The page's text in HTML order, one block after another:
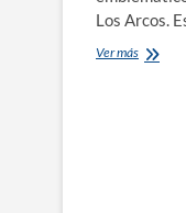
Los Arcos.
Ver másParque